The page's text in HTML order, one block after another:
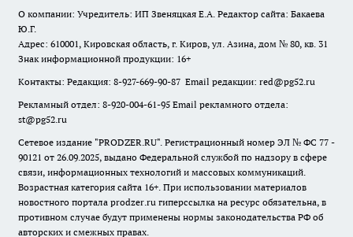
О компании: Учредитель: ИП Звеняцкая Е.А. Редактор сайта: Бакаева
Ю.Г.
Адрес: 610001, Кировская область, г. Киров, ул. Азина, дом № 80, кв. 31
Знак информационной продукции: 16+
Контакты: Редакция: 8-927-669-90-87 Email редакции: red@pg52.ru
Рекламный отдел: 8-920-004-61-95 Email рекламного отдела:
st@pg52.ru
Сетевое издание "PRODZER.RU". Регистрационный номер ЭЛ № ФС 77 -
90121 от 26.09.2025, выдано Федеральной службой по надзору в сфере
связи, информационных технологий и массовых коммуникаций.
Возрастная категория сайта 16+. При использовании материалов
новостного портала prodzer.ru гиперссылка на ресурс обязательна, в
противном случае будут применены нормы законодательства РФ об
авторских и смежных правах.